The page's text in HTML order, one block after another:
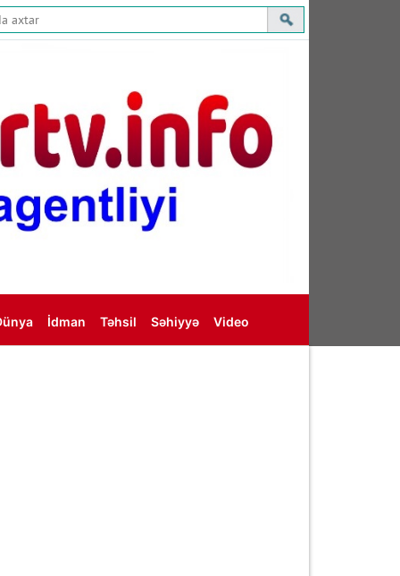
İdman Təhsil Səhiyyə Video